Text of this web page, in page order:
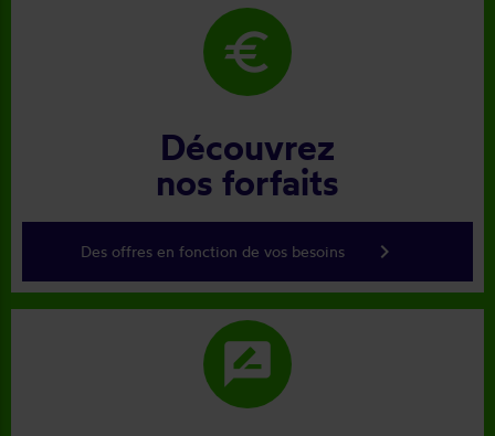
euro
Découvrez
nos forfaits
Des offres en fonction de vos besoins keyboard_arrow_right
rate_review